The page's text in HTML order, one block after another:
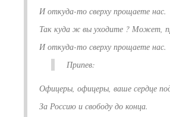
И откуда-то сверху прощаете нас.
Так куда ж вы уходите ? Может,
И откуда-то сверху прощаете нас.
Припев:
Офицеры, офицеры, ваше сердце
За Россию и свободу до конца.